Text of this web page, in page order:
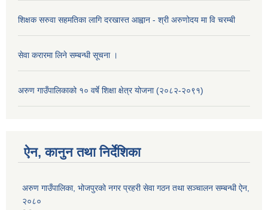
शिक्षक सरुवा सहमतिका लागि दरखास्त आह्वान - श्री अरुणोदय मा वि चरम्बी
सेवा करारमा लिने सम्बन्धी सूचना ।
अरुण गाउँपालिकाको १० वर्षे शिक्षा क्षेत्र योजना (२०८२-२०९१)
ऐन, कानुन तथा निर्देशिका
अरुण गाउँपालिका, भोजपुरको नगर प्रहरी सेवा गठन तथा सञ्‍चालन सम्बन्धी ऐन,
२०८०